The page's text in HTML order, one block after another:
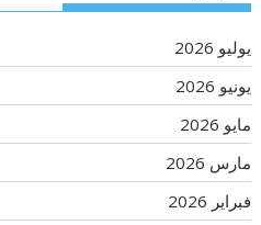
يوليو 2026
يونيو 2026
مايو 2026
مارس 2026
فبراير 2026